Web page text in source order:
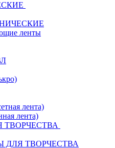
ленты
лента)
лента)
ДЛЯ ТВОРЧЕСТВА